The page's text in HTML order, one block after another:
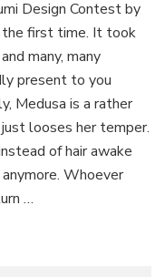
Design Contest by
the first time. It took
many, many
present to you
Medusa is a rather
looses her temper.
of hair awake
Whoever
…